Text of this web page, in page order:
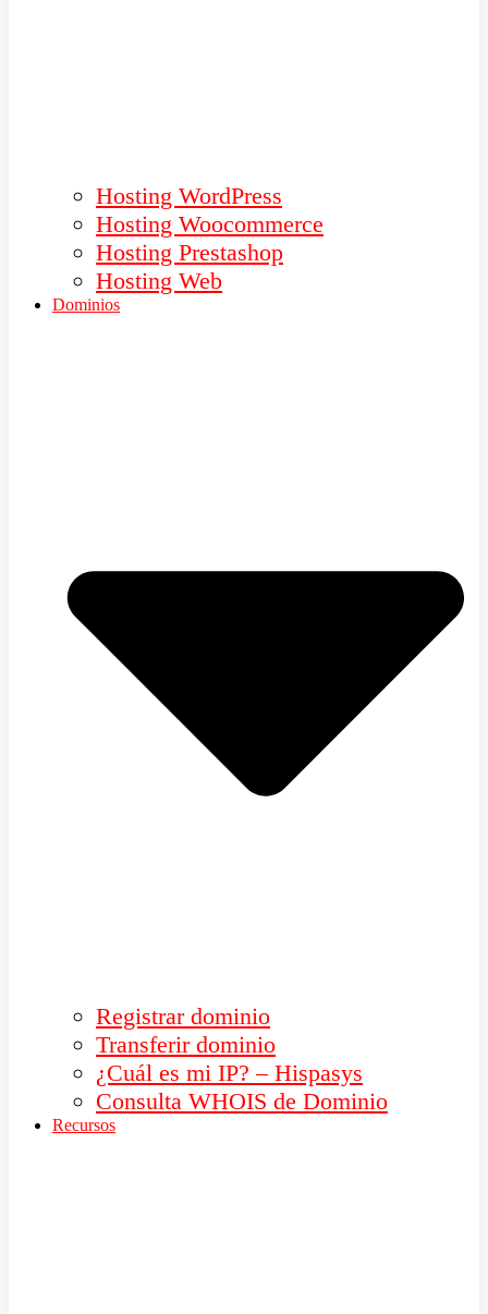
Hosting WordPress
Hosting Woocommerce
Hosting Prestashop
Hosting Web
Dominios
Registrar dominio
Transferir dominio
¿Cuál es mi IP? – Hispasys
Consulta WHOIS de Dominio
Recursos